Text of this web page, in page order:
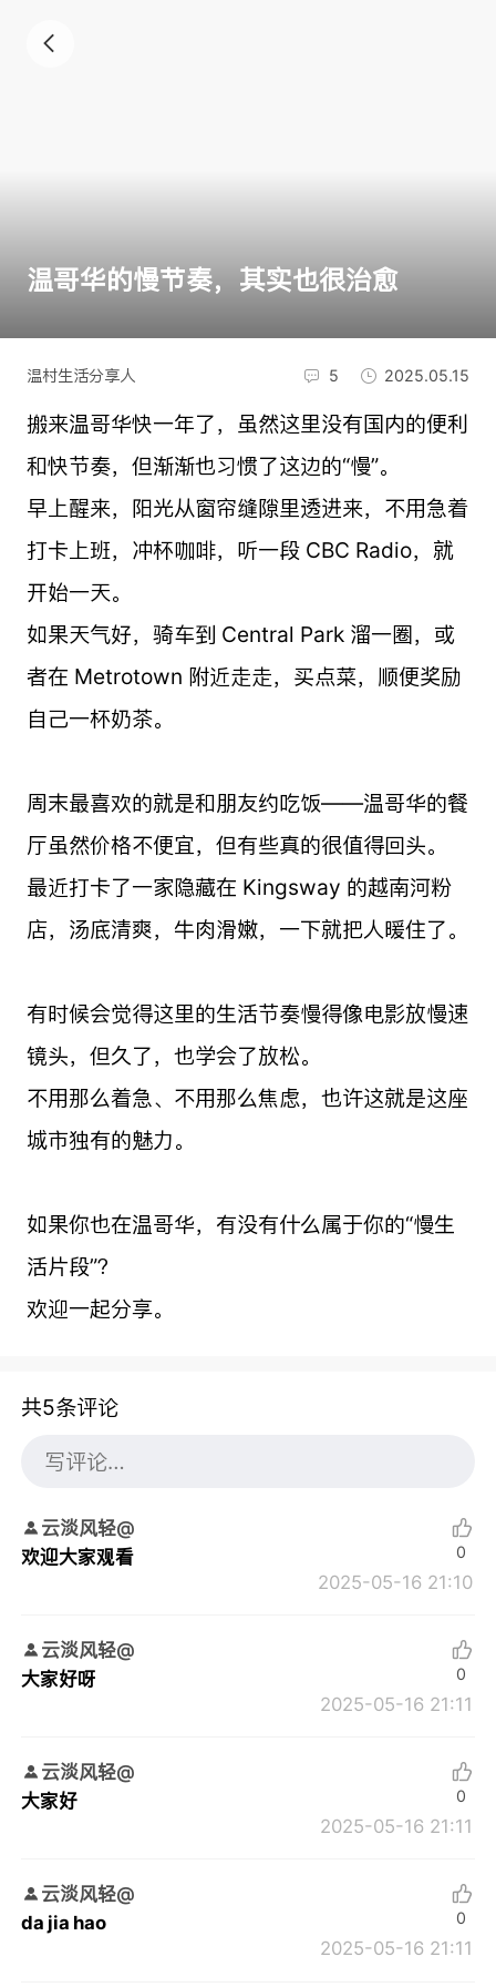
温哥华的慢节奏，其实也很治愈
温村生活分享人 5 2025.05.15
搬来温哥华快一年了，虽然这里没有国内的便利
和快节奏，但渐渐也习惯了这边的“慢”。
早上醒来，阳光从窗帘缝隙里透进来，不用急着
打卡上班，冲杯咖啡，听一段 CBC Radio，就
开始一天。
如果天气好，骑车到 Central Park 溜一圈，或
者在 Metrotown 附近走走，买点菜，顺便奖励
自己一杯奶茶。
周末最喜欢的就是和朋友约吃饭——温哥华的餐
厅虽然价格不便宜，但有些真的很值得回头。
最近打卡了一家隐藏在 Kingsway 的越南河粉
店，汤底清爽，牛肉滑嫩，一下就把人暖住了。
有时候会觉得这里的生活节奏慢得像电影放慢速
镜头，但久了，也学会了放松。
不用那么着急、不用那么焦虑，也许这就是这座
城市独有的魅力。
如果你也在温哥华，有没有什么属于你的“慢生
活片段”？
欢迎一起分享。
共5条评论
云淡风轻@
欢迎大家观看
2025-05-16 21:10
0
云淡风轻@
大家好呀
2025-05-16 21:11
0
云淡风轻@
大家好
2025-05-16 21:11
0
云淡风轻@
da jia hao
2025-05-16 21:11
0